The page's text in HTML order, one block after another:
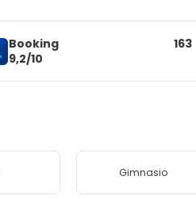
Booking
9,2/10
163
Gimnasio